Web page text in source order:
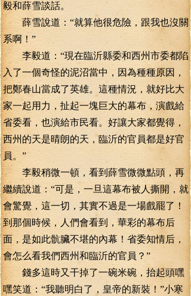
毅和薛雪談話。
薛雪說道：“就算他很危險，跟我也沒關
系啊！”
李毅道：“現在臨沂縣委和西州市委都陷
入了一個奇怪的泥沼當中，因為種種原因，
把鄭春山當成了英雄。這種情況，就好比大
家一起用力，扯起一塊巨大的幕布，演戲給
省委看，也演給市民看。好讓大家都覺得，
西州的天是晴朗的天，臨沂的官員都是好官
員。”
李毅稍微一頓，看到薛雪微微點頭，再
繼續說道：“可是，一旦這幕布被人撕開，就
會驚覺，這一切，其實不過是一場戲罷了！
到那個時候，人們會看到，華彩的幕布后
面，是如此骯臟不堪的內幕！省委知情后，
會怎么看我們西州和臨沂的官員？”
錢多這時又干掉了一碗米碗，抬起頭嘿
嘿笑道：“我聽明白了，皇帝的新裝！”小寒